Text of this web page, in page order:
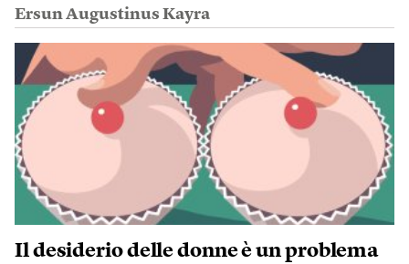
Ersun Augustinus Kayra
Il desiderio delle donne è un problema